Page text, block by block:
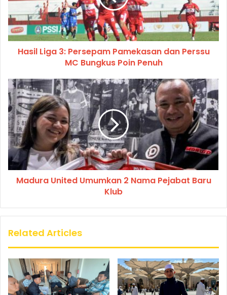
Hasil Liga 3: Persepam Pamekasan dan Perssu
MC Bungkus Poin Penuh
Madura United Umumkan 2 Nama Pejabat Baru
Klub
Related Articles